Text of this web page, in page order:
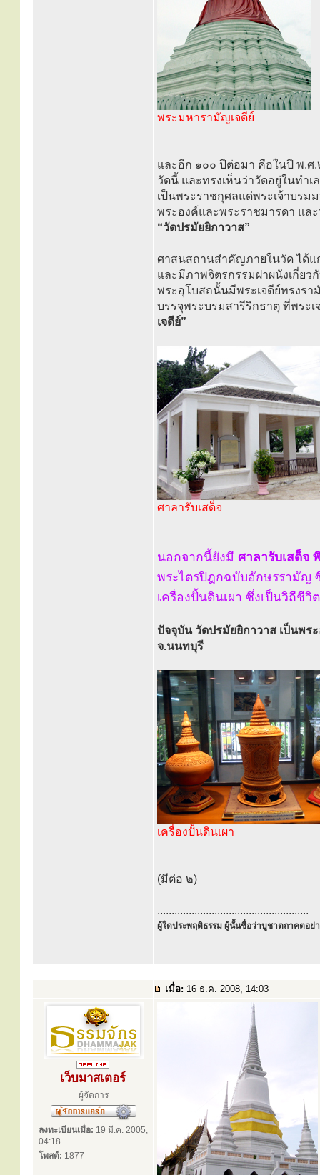
พระมหารามัญเจดีย์
และอีก ๑๐๐ ปีต่อมา คือในปี พ.ศ
วัดนี้ และทรงเห็นว่าวัดอยู่ในทำ
เป็นพระราชกุศลแด่พระเจ้าบรม
พระองค์และพระราชมารดา แล
“วัดปรมัยยิกาวาส”
ศาสนสถานสำคัญภายในวัด ได้
และมีภาพจิตรกรรมฝาผนังเกี่ย
พระอุโบสถนั้นมีพระเจดีย์ทรงรา
บรรจุพระบรมสารีริกธาตุ ที่พระ
เจดีย์”
ศาลารับเสด็จ
นอกจากนี้ยังมี ศาลารับเสด็จ
พระไตรปิฎกฉบับอักษรรามัญ
เครื่องปั้นดินเผา ซึ่งเป็นวิถีชี
ปัจจุบัน วัดปรมัยยิกาวาส เป็นพร
จ.นนทบุรี
เครื่องปั้นดินเผา
(มีต่อ ๒)
.....................................................
ผู้ใดประพฤติธรรม ผู้นั้นชื่อว่าบูชาตถาคตอย่า
เมื่อ: 16 ธ.ค. 2008, 14:03
เว็บมาสเตอร์
ผู้จัดการ
ลงทะเบียนเมื่อ: 19 มี.ค. 2005,
04:18
โพสต์: 1877